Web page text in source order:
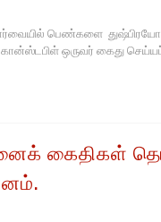
பெண்களை
கான்ஸ்டபிள் ஒருவர் கைது
கைதிகள்